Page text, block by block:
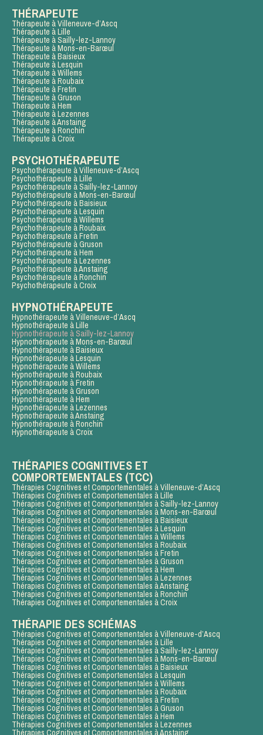
THÉRAPEUTE
Thérapeute à Villeneuve-d’Ascq
Thérapeute à Lille
Thérapeute à Sailly-lez-Lannoy
Thérapeute à Mons-en-Barœul
Thérapeute à Baisieux
Thérapeute à Lesquin
Thérapeute à Willems
Thérapeute à Roubaix
Thérapeute à Fretin
Thérapeute à Gruson
Thérapeute à Hem
Thérapeute à Lezennes
Thérapeute à Anstaing
Thérapeute à Ronchin
Thérapeute à Croix
PSYCHOTHÉRAPEUTE
Psychothérapeute à Villeneuve-d’Ascq
Psychothérapeute à Lille
Psychothérapeute à Sailly-lez-Lannoy
Psychothérapeute à Mons-en-Barœul
Psychothérapeute à Baisieux
Psychothérapeute à Lesquin
Psychothérapeute à Willems
Psychothérapeute à Roubaix
Psychothérapeute à Fretin
Psychothérapeute à Gruson
Psychothérapeute à Hem
Psychothérapeute à Lezennes
Psychothérapeute à Anstaing
Psychothérapeute à Ronchin
Psychothérapeute à Croix
HYPNOTHÉRAPEUTE
Hypnothérapeute à Villeneuve-d’Ascq
Hypnothérapeute à Lille
Hypnothérapeute à Sailly-lez-Lannoy
Hypnothérapeute à Mons-en-Barœul
Hypnothérapeute à Baisieux
Hypnothérapeute à Lesquin
Hypnothérapeute à Willems
Hypnothérapeute à Roubaix
Hypnothérapeute à Fretin
Hypnothérapeute à Gruson
Hypnothérapeute à Hem
Hypnothérapeute à Lezennes
Hypnothérapeute à Anstaing
Hypnothérapeute à Ronchin
Hypnothérapeute à Croix
THÉRAPIES COGNITIVES ET
COMPORTEMENTALES (TCC)
Thérapies Cognitives et Comportementales à Villeneuve-d’Ascq
Thérapies Cognitives et Comportementales à Lille
Thérapies Cognitives et Comportementales à Sailly-lez-Lannoy
Thérapies Cognitives et Comportementales à Mons-en-Barœul
Thérapies Cognitives et Comportementales à Baisieux
Thérapies Cognitives et Comportementales à Lesquin
Thérapies Cognitives et Comportementales à Willems
Thérapies Cognitives et Comportementales à Roubaix
Thérapies Cognitives et Comportementales à Fretin
Thérapies Cognitives et Comportementales à Gruson
Thérapies Cognitives et Comportementales à Hem
Thérapies Cognitives et Comportementales à Lezennes
Thérapies Cognitives et Comportementales à Anstaing
Thérapies Cognitives et Comportementales à Ronchin
Thérapies Cognitives et Comportementales à Croix
THÉRAPIE DES SCHÉMAS
Thérapies Cognitives et Comportementales à Villeneuve-d’Ascq
Thérapies Cognitives et Comportementales à Lille
Thérapies Cognitives et Comportementales à Sailly-lez-Lannoy
Thérapies Cognitives et Comportementales à Mons-en-Barœul
Thérapies Cognitives et Comportementales à Baisieux
Thérapies Cognitives et Comportementales à Lesquin
Thérapies Cognitives et Comportementales à Willems
Thérapies Cognitives et Comportementales à Roubaix
Thérapies Cognitives et Comportementales à Fretin
Thérapies Cognitives et Comportementales à Gruson
Thérapies Cognitives et Comportementales à Hem
Thérapies Cognitives et Comportementales à Lezennes
Thérapies Cognitives et Comportementales à Anstaing